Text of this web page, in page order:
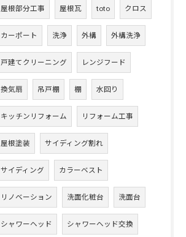
屋根部分工事 屋根瓦 toto クロス
カーポート 洗浄 外構 外構洗浄
戸建てクリーニング レンジフード
換気扇 吊戸棚 棚 水回り
キッチンリフォーム リフォーム工事
屋根塗装 サイディング割れ
サイディング カラーベスト
リノベーション 洗面化粧台 洗面台
シャワーヘッド シャワーヘッド交換